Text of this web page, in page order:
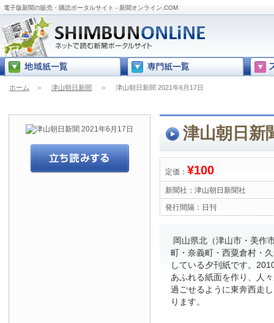
電子版新聞の販売・購読ポータルサイト - 新聞オンライン.COM
ホーム ＞ 津山朝日新聞 ＞ 津山朝日新聞 2021年6月17日
津山朝日新
定価： ¥100
新聞社： 津山朝日新聞社
発行間隔： 日刊
岡山県北（津山市・美作
町・奈義町・西粟倉村・
している夕刊紙です。
あふれる紙面を作り、人
過ごせるように東奔西走
ります。